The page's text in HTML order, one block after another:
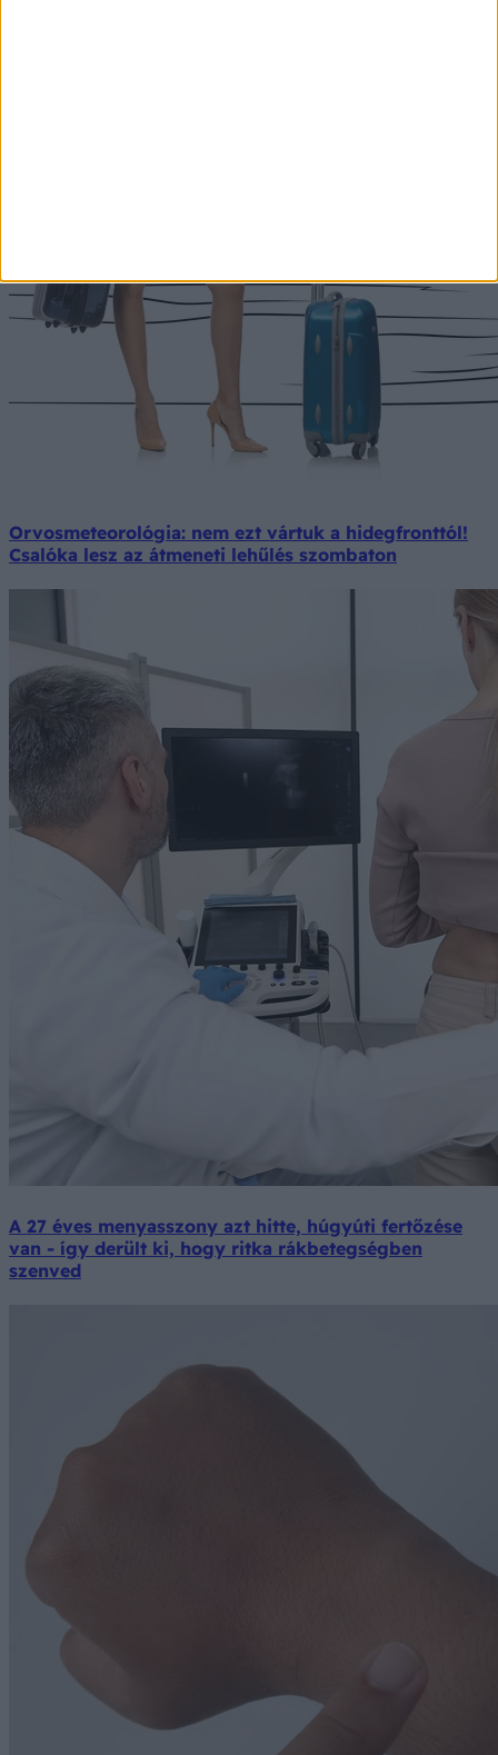
Orvosmeteorológia: nem ezt vártuk a hidegfronttól!
Csalóka lesz az átmeneti lehűlés szombaton
A 27 éves menyasszony azt hitte, húgyúti fertőzése
van - így derült ki, hogy ritka rákbetegségben
szenved